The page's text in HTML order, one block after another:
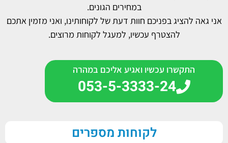
במחירים הגונים.
אני גאה להציג בפניכם חוות דעת של לקוחותינו, ואני מזמין אתכם
להצטרף עכשיו, למעגל לקוחות מרוצים.
התקשרו עכשיו ואגיע אליכם במהרה
053-5-3333-24
לקוחות מספרים